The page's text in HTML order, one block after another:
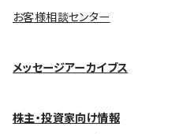
お客様相談センター
メッセージアーカイブス
株主・投資家向け情報